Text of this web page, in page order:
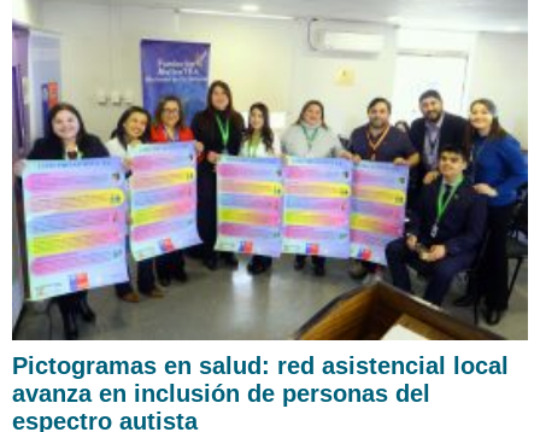
Pictogramas en salud: red asistencial local
avanza en inclusión de personas del
espectro autista